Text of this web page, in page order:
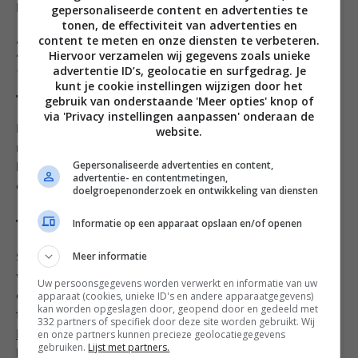
In ons nieuwe huis en in de horeca.
Heb jij ook een ware
‘blogbijbel’ op je bureau staan
voor als je het even niet weet?
Bestaan er ‘blogbijbels’? Ik heb een whatsapp-groep
met een aantal andere foodbloggers en zij zijn mijn
blogbijbels. Altijd eerlijk, veel kennis en we misgunnen
elkaar niets, heel waardevol.
Welke bloggers inspireren jou?
Stiekem lees ik heel weinig blogs. Vanwege tijd en ik
wil me niet teveel laten beïnvloeden door wat anderen
doen. Maar ik heb zeker een paar inspirerende
favorieten zoalsUit Paulines Keuken,Liefde voor
LekkersenMade by Ellen. Ik hou ook wel van een
beetje scherpte,Jelmer de Boer
gepersonaliseerde content en advertenties te
tonen, de effectiviteit van advertenties en
content te meten en onze diensten te verbeteren.
Hiervoor verzamelen wij gegevens zoals unieke
advertentie ID’s, geolocatie en surfgedrag. Je
kunt je cookie instellingen wijzigen door het
gebruik van onderstaande 'Meer opties' knop of
via 'Privacy instellingen aanpassen' onderaan de
website.
Gepersonaliseerde advertenties en content,
advertentie- en contentmetingen,
doelgroepenonderzoek en ontwikkeling van diensten
Informatie op een apparaat opslaan en/of openen
Meer informatie
Uw persoonsgegevens worden verwerkt en informatie van uw
apparaat (cookies, unieke ID's en andere apparaatgegevens)
kan worden opgeslagen door, geopend door en gedeeld met
332 partners of specifiek door deze site worden gebruikt. Wij
en onze partners kunnen precieze geolocatiegegevens
gebruiken. Lijst met partners.